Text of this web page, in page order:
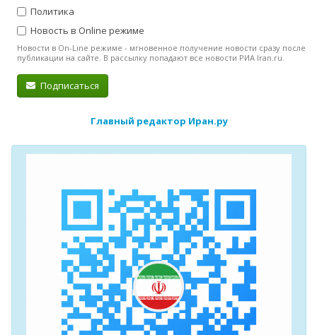
Политика
Новость в Online режиме
Новости в On-Line режиме - мгновенное получение новости сразу после
публикации на сайте. В рассылку попадают все новости РИА Iran.ru.
Подписаться
Главный редактор Иран.ру